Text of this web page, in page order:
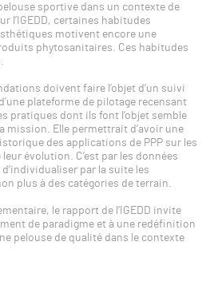
sportive dans un contexte de
l’IGEDD, certaines habitudes
motivent encore une
phytosanitaires. Ces habitudes
doivent faire l’objet d’un suivi
plateforme de pilotage recensant
pratiques dont ils font l’objet semble
mission. Elle permettrait d’avoir une
des applications de PPP sur les
évolution. C’est par les données
par la suite les
plus à des catégories de terrain.
le rapport de l’IGEDD invite
de paradigme et à une redéfinition
pelouse de qualité dans le contexte